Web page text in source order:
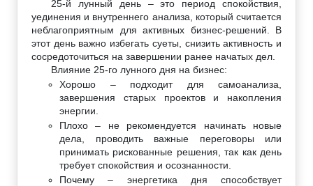
25-й лунный день – это период спокойствия,
уединения и внутреннего анализа, который считается
неблагоприятным для активных бизнес-решений. В
этот день важно избегать суеты, снизить активность и
сосредоточиться на завершении ранее начатых дел.
Влияние 25-го лунного дня на бизнес:
Хорошо – подходит для самоанализа,
завершения старых проектов и накопления
энергии.
Плохо – не рекомендуется начинать новые
дела, проводить важные переговоры или
принимать рискованные решения, так как день
требует спокойствия и осознанности.
Почему – энергетика дня способствует